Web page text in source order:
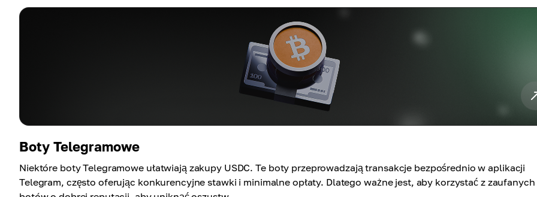
Boty Telegramowe
Niektóre boty Telegramowe ułatwiają zakupy USDC. Te boty przeprowadzają transakcje bezpośrednio w aplikacji
Telegram, często oferując konkurencyjne stawki i minimalne opłaty. Dlatego ważne jest, aby korzystać z zaufanych